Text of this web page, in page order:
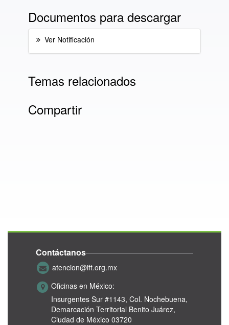
Documentos para descargar
Ver Notificación
Temas relacionados
Compartir
Contáctanos
atencion@ift.org.mx
Oficinas en México:
Insurgentes Sur #1143, Col. Nochebuena,
Demarcación Territorial Benito Juárez,
Ciudad de México 03720